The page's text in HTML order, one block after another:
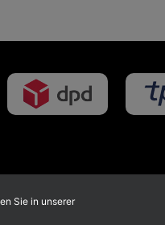
Sie in unserer